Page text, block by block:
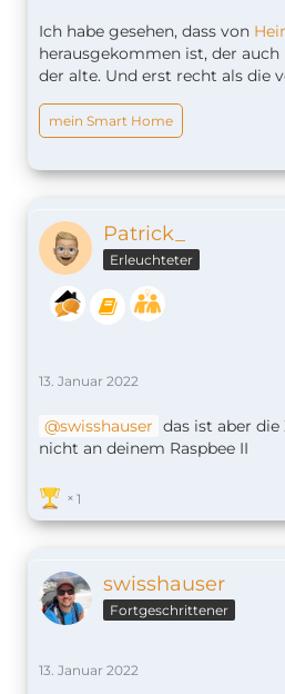
Ich habe gesehen, dass von
herausgekommen ist, der
der alte. Und erst recht als die
mein Smart Home
Patrick_
Erleuchteter
13. Januar 2022
swisshauser das ist aber die
nicht an deinem Raspbee II
1
swisshauser
Fortgeschrittener
13. Januar 2022